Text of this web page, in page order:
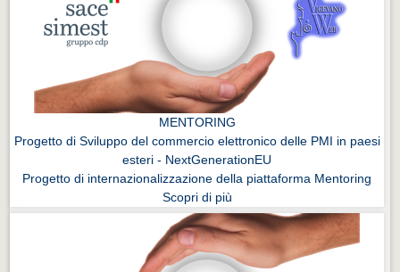
MENTORING
Progetto di Sviluppo del commercio elettronico delle PMI in paesi
esteri - NextGenerationEU
Progetto di internazionalizzazione della piattaforma Mentoring
Scopri di più